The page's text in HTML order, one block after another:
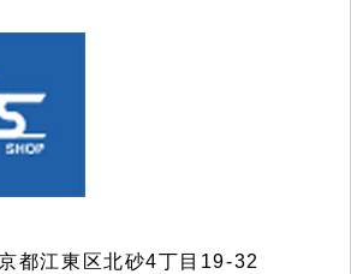
江東区北砂4丁目19-32